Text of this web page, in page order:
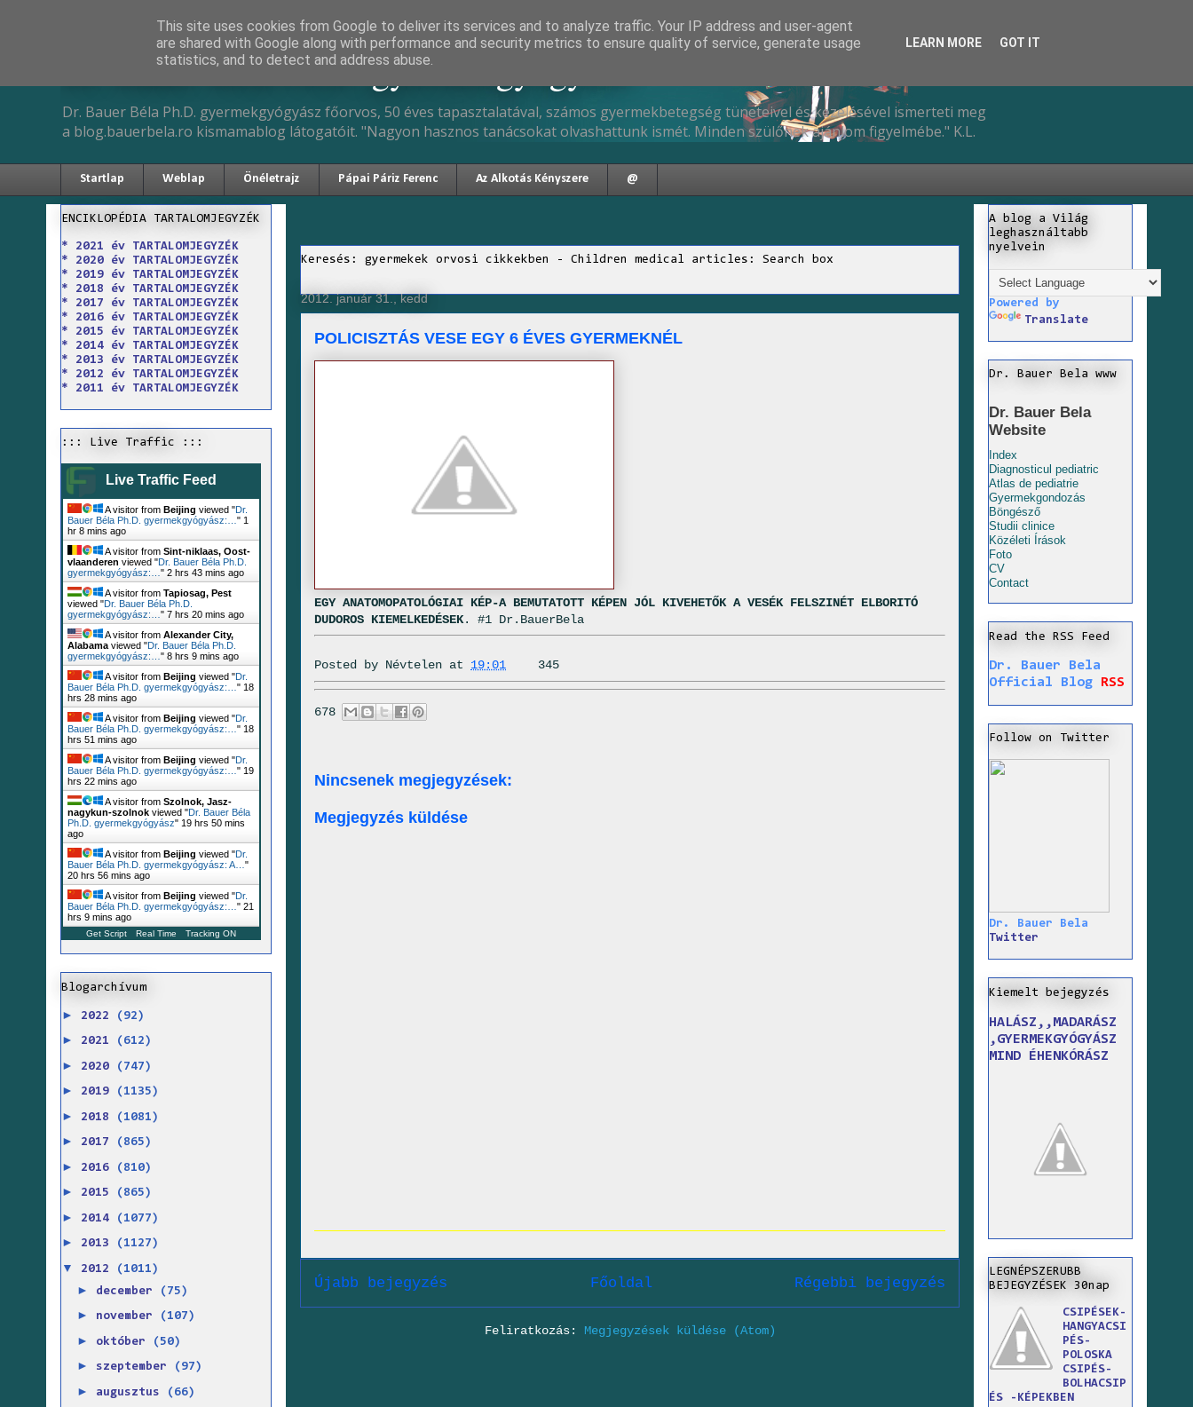
Dr. Bauer Béla Ph.D. gyermekgyógyász
Dr. Bauer Béla Ph.D. gyermekgyógyász főorvos, 50 éves tapasztalatával, számos gyermekbetegség tüneteivel és kezelésével ismerteti meg
a blog.bauerbela.ro kismamablog látogatóit. "Nagyon hasznos tanácsokat olvashattunk ismét. Minden szülőnek ajánlom figyelmébe." K.L.
Startlap Weblap Önéletrajz Pápai Páriz Ferenc Az Alkotás Kényszere @
Keresés: gyermekek orvosi cikkekben - Children medical articles: Search box
2012. január 31., kedd
POLICISZTÁS VESE EGY 6 ÉVES GYERMEKNÉL
EGY ANATOMOPATOLÓGIAI KÉP-A BEMUTATOTT KÉPEN JÓL KIVEHETŐK A VESÉK FELSZINÉT ELBORITÓ
DUDOROS KIEMELKEDÉSEK. #1 Dr.BauerBela
Posted by Névtelen at 19:01 345
678
Nincsenek megjegyzések:
Megjegyzés küldése
Újabb bejegyzés Régebbi bejegyzés
Főoldal
Feliratkozás: Megjegyzések küldése (Atom)
ENCIKLOPÉDIA TARTALOMJEGYZÉK
* 2021 év TARTALOMJEGYZÉK
* 2020 év TARTALOMJEGYZÉK
* 2019 év TARTALOMJEGYZÉK
* 2018 év TARTALOMJEGYZÉK
* 2017 év TARTALOMJEGYZÉK
* 2016 év TARTALOMJEGYZÉK
* 2015 év TARTALOMJEGYZÉK
* 2014 év TARTALOMJEGYZÉK
* 2013 év TARTALOMJEGYZÉK
* 2012 év TARTALOMJEGYZÉK
* 2011 év TARTALOMJEGYZÉK
::: Live Traffic :::
Live Traffic Feed
A visitor from Beijing viewed "Dr.
Bauer Béla Ph.D. gyermekgyógyász:… " 1
hr 8 mins ago
A visitor from Sint-niklaas, Oost-
vlaanderen viewed "Dr. Bauer Béla Ph.D.
gyermekgyógyász:… " 2 hrs 43 mins ago
A visitor from Tapiosag, Pest
viewed "Dr. Bauer Béla Ph.D.
gyermekgyógyász:… " 7 hrs 20 mins ago
A visitor from Alexander City,
Alabama viewed "Dr. Bauer Béla Ph.D.
gyermekgyógyász:… " 8 hrs 9 mins ago
A visitor from Beijing viewed "Dr.
Bauer Béla Ph.D. gyermekgyógyász:… " 18
hrs 28 mins ago
A visitor from Beijing viewed "Dr.
Bauer Béla Ph.D. gyermekgyógyász:… " 18
hrs 51 mins ago
A visitor from Beijing viewed "Dr.
Bauer Béla Ph.D. gyermekgyógyász:… " 19
hrs 22 mins ago
A visitor from Szolnok, Jasz-
nagykun-szolnok viewed "Dr. Bauer Béla
Ph.D. gyermekgyógyász" 19 hrs 50 mins
ago
A visitor from Beijing viewed "Dr.
Bauer Béla Ph.D. gyermekgyógyász: A… "
20 hrs 56 mins ago
A visitor from Beijing viewed "Dr.
Bauer Béla Ph.D. gyermekgyógyász:… " 21
hrs 9 mins ago
Get Script Real Time Tracking ON
Blogarchívum
► 2022 (92)
► 2021 (612)
► 2020 (747)
► 2019 (1135)
► 2018 (1081)
► 2017 (865)
► 2016 (810)
► 2015 (865)
► 2014 (1077)
► 2013 (1127)
▼ 2012 (1011)
► december (75)
► november (107)
► október (50)
► szeptember (97)
► augusztus (66)
A blog a Világ
leghasználtabb
nyelvein
Powered by
Translate
Dr. Bauer Bela www
Dr. Bauer Bela
Website
Index
Diagnosticul pediatric
Atlas de pediatrie
Gyermekgondozás
Böngésző
Studii clinice
Közéleti Írások
Foto
CV
Contact
Read the RSS Feed
Dr. Bauer Bela
Official Blog
RSS
Follow on Twitter
Dr. Bauer Bela
Twitter
Kiemelt bejegyzés
HALÁSZ,,MADARÁSZ
,GYERMEKGYÓGYÁSZ
MIND ÉHENKÓRÁSZ
LEGNÉPSZERUBB
BEJEGYZÉSEK 30nap
CSIPÉSEK-
HANGYACSI
PÉS-
POLOSKA
CSIPÉS-
BOLHACSIP
ÉS -KÉPEKBEN
This site uses cookies from Google to deliver its services and to analyze traffic. Your IP address and user-agent
are shared with Google along with performance and security metrics to ensure quality of service, generate usage
statistics, and to detect and address abuse.
LEARN MORE GOT IT